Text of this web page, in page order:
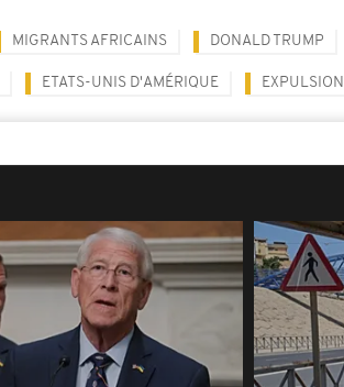
MIGRANTS AFRICAINS DONALD TRUMP
ETATS-UNIS D'AMÉRIQUE EXPULSION